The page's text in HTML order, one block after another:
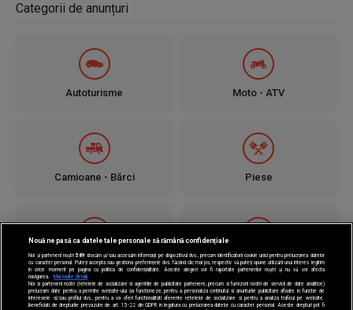
Categorii de anunțuri
Autoturisme Moto - ATV
Camioane - Bărci Piese
Jante - Anvelope Utilaje
Nouă ne pasă ca datele tale personale să rămână confidențiale
Noi și partenerii noștri 589 stocăm și/sau accesăm informații pe dispozitivul dvs., precum identificatorii cookie unici pentru prelucrarea datelor
cu caracter personal. Puteți accepta sau gestiona preferințele dvs. făcând clic mai jos, respectiv vă puteți opune utilizării unui interes legitim
în orice moment pe pagina cu politica de confidențialitate. Aceste alegeri vor fi raportate partenerilor noștri și nu vă vor afecta
navigarea.
Mai multe detalii
Noi si partenerii nostri (retelele de socializare si agentiile de publicitate partenere, precum si furnizorii nostri de servicii de date analitice)
prelucram date pentru a permite website-ului sa functioneze, pentru a personaliza continutul si anunturile publicitare afisate in functie de
interesele si/sau profilul dvs., pentru a va oferi functionalitati aferente retelelor de socializare si pentru a analiza traficul pe website.
Beneficiati de drepturile prevazute de art. 15-22 din GDPR in legatura cu prelucrarea datelor cu caracter personal. Aceste drepturi pot fi